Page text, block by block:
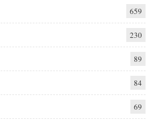
659
230
89
84
69